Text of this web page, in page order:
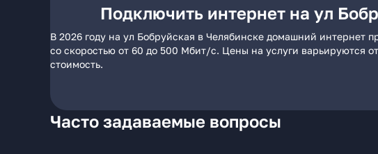
Подключить интернет на ул
В 2026 году на ул Бобруйская в Челябинске домашний интернет
со скоростью от 60 до 500 Мбит/с. Цены на услуги варьируются
стоимость.
Часто задаваемые вопросы